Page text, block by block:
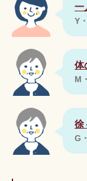
一
Y
体
M
徐
G